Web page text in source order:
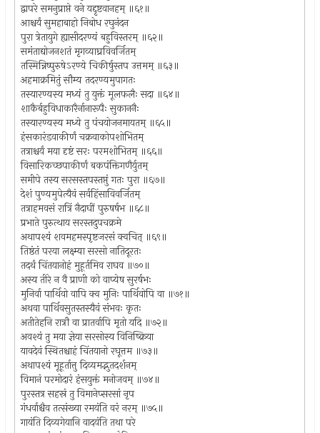
द्वापरे समनुप्राप्ते वने यद्दृष्टवानहम् ॥६१॥
आश्चर्यं सुमहाबाहो निबोध रघुनंदन
पुरा त्रेतायुगे ह्यासीदरण्यं बहुविस्तरम् ॥६२॥
समंताद्योजनशतं मृगव्याघ्रविवर्जितम्
तस्मिन्निष्पुरुषेऽरण्ये चिकीर्षुस्तप उत्तमम् ॥६३॥
अहमाक्रमितुं सौम्य तदरण्यमुपागतः
तस्यारण्यस्य मध्यं तु युक्तं मूलफलैः सदा ॥६४॥
शाकैर्बहुविधाकारैर्नानारूपैः सुकाननैः
तस्यारण्यस्य मध्ये तु पंचयोजनमायतम् ॥६५॥
हंसकारंडवाकीर्णं चक्रवाकोपशोभितम्
तत्राश्चर्यं मया दृष्टं सरः परमशोभितम् ॥६६॥
विसारिकच्छपाकीर्णं बकपंक्तिगणैर्युतम्
समीपे तस्य सरसस्तपस्तप्तुं गतः पुरा ॥६७॥
देशं पुण्यमुपेत्यैवं सर्वहिंसाविवर्जितम्
तत्राहमवसं रात्रिं नैदाघीं पुरुषर्षभ ॥६८॥
प्रभाते पुरुत्थाय सरस्तदुपचक्रमे
अथापश्यं शवमहमस्पृष्टजरसं क्वचित् ॥६९॥
तिष्ठंतं परया लक्ष्म्या सरसो नातिदूरतः
तदर्थं चिंतयानोहं मुहूर्तमिव राघव ॥७०॥
अस्य तीरे न वै प्राणी को वाप्येष सुरर्षभः
मुनिर्वा पार्थिवो वापि क्व मुनिः पार्थिवोपि वा ॥७१॥
अथवा पार्थिवसुतस्तस्यैवं संभवः कृतः
अतीतेहनि रात्रौ वा प्रातर्वापि मृतो यदि ॥७२॥
अवश्यं तु मया ज्ञेया सरसोस्य विनिष्क्रिया
यावदेवं स्थितश्चाहं चिंतयानो रघूत्तम ॥७३॥
अथापश्यं मूहूर्तात्तु दिव्यमद्भुतदर्शनम्
विमानं परमोदारं हंसयुक्तं मनोजवम् ॥७४॥
पुरस्तत्र सहस्रं तु विमानेप्सरसां नृप
गंधर्वाश्चैव तत्संख्या रमयंति वरं नरम् ॥७५॥
गायंति दिव्यगेयानि वादयंति तथा परे